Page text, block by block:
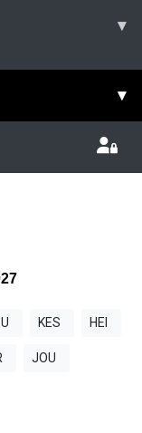
▾
▾
KES HEI
JOU